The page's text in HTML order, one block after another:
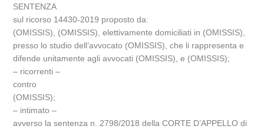
SENTENZA
sul ricorso 14430-2019 proposto da:
(OMISSIS), (OMISSIS), elettivamente domiciliati in (OMISSIS),
presso lo studio dell’avvocato (OMISSIS), che li rappresenta e
difende unitamente agli avvocati (OMISSIS), e (OMISSIS);
– ricorrenti –
contro
(OMISSIS);
– intimato –
avverso la sentenza n. 2798/2018 della CORTE D’APPELLO di